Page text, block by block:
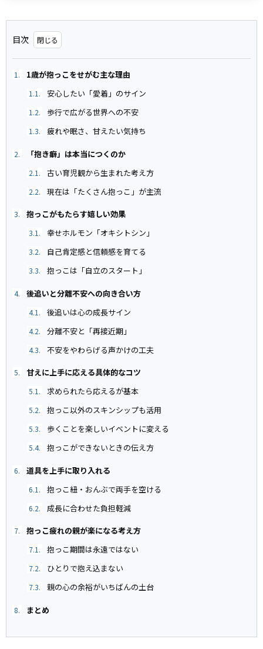
目次
1. 1歳が抱っこをせがむ主な理由
1.1. 安心したい「愛着」のサイン
1.2. 歩行で広がる世界への不安
1.3. 疲れや眠さ、甘えたい気持ち
2. 「抱き癖」は本当につくのか
2.1. 古い育児観から生まれた考え方
2.2. 現在は「たくさん抱っこ」が主流
3. 抱っこがもたらす嬉しい効果
3.1. 幸せホルモン「オキシトシン」
3.2. 自己肯定感と信頼感を育てる
3.3. 抱っこは「自立のスタート」
4. 後追いと分離不安への向き合い方
4.1. 後追いは心の成長サイン
4.2. 分離不安と「再接近期」
4.3. 不安をやわらげる声かけの工夫
5. 甘えに上手に応える具体的なコツ
5.1. 求められたら応えるが基本
5.2. 抱っこ以外のスキンシップも活用
5.3. 歩くことを楽しいイベントに変える
5.4. 抱っこができないときの伝え方
6. 道具を上手に取り入れる
6.1. 抱っこ紐・おんぶで両手を空ける
6.2. 成長に合わせた負担軽減
7. 抱っこ疲れの親が楽になる考え方
7.1. 抱っこ期間は永遠ではない
7.2. ひとりで抱え込まない
7.3. 親の心の余裕がいちばんの土台
8. まとめ